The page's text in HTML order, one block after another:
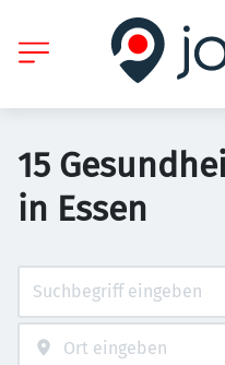
15
in Essen